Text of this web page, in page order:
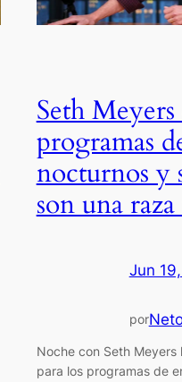
Seth
programas
nocturnos y
son una
Jun
por
Noche con Seth
para los programas de